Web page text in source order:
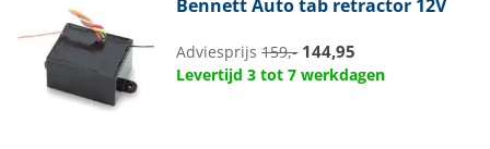
BennettAuto tab retractor 12V
Adviesprijs159,- 144,95
Levertijd 3 tot 7 werkdagen